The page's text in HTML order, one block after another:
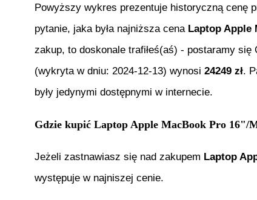
Powyższy wykres prezentuje historyczną cenę
pytanie, jaka była najniższa cena Laptop Apple
zakup, to doskonale trafiłeś(aś) - postaramy
(wykryta w dniu: 2024-12-13) wynosi 24249 zł.
były jedynymi dostępnymi w internecie.
Gdzie kupić Laptop Apple MacBook Pro 16"/
Jeżeli zastnawiasz się nad zakupem Laptop
występuje w najniszej cenie.